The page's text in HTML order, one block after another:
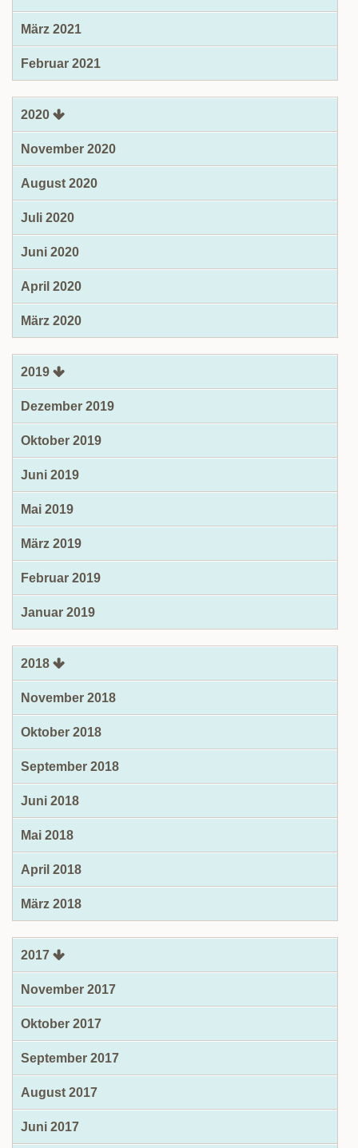
März 2021
Februar 2021
2020
November 2020
August 2020
Juli 2020
Juni 2020
April 2020
März 2020
2019
Dezember 2019
Oktober 2019
Juni 2019
Mai 2019
März 2019
Februar 2019
Januar 2019
2018
November 2018
Oktober 2018
September 2018
Juni 2018
Mai 2018
April 2018
März 2018
2017
November 2017
Oktober 2017
September 2017
August 2017
Juni 2017